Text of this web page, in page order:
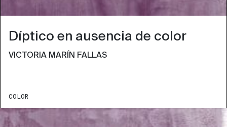
Díptico en ausencia de color
VICTORIA MARÍN FALLAS
COLOR